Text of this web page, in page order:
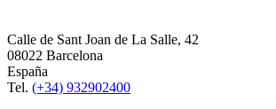
Calle de Sant Joan de La Salle, 42
08022 Barcelona
España
Tel. (+34) 932902400